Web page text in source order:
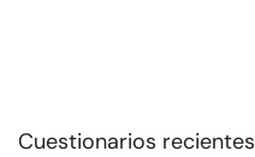
Cuestionarios recientes